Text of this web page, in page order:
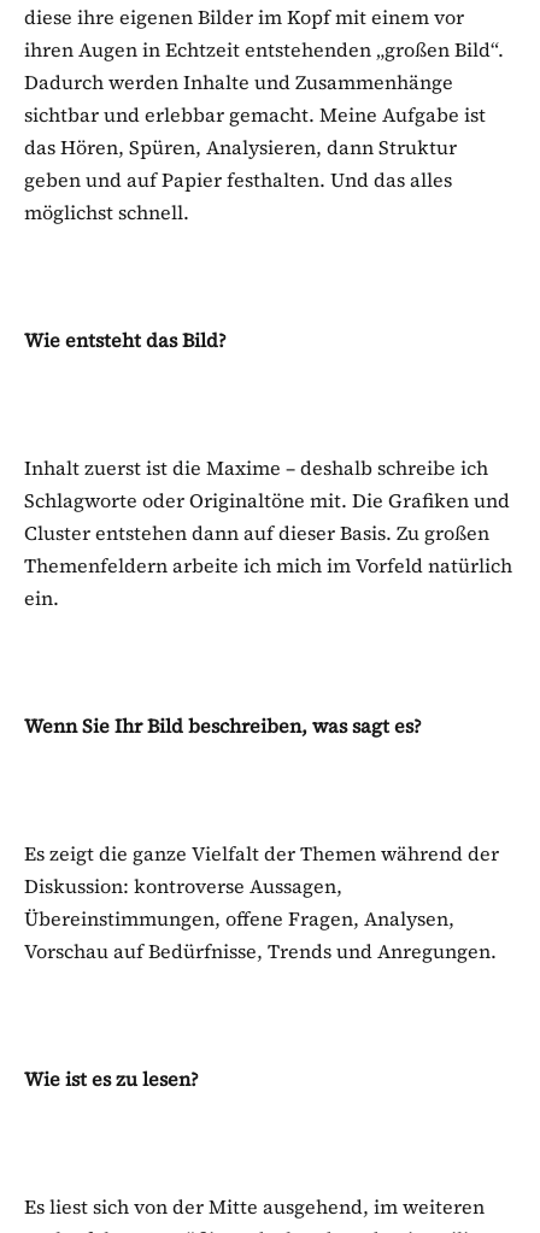
diese ihre eigenen Bilder im Kopf mit einem vor
ihren Augen in Echtzeit entstehenden „großen Bild“.
Dadurch werden Inhalte und Zusammenhänge
sichtbar und erlebbar gemacht. Meine Aufgabe ist
das Hören, Spüren, Analysieren, dann Struktur
geben und auf Papier festhalten. Und das alles
möglichst schnell.
Wie entsteht das Bild?
Inhalt zuerst ist die Maxime – deshalb schreibe ich
Schlagworte oder Originaltöne mit. Die Grafiken und
Cluster entstehen dann auf dieser Basis. Zu großen
Themenfeldern arbeite ich mich im Vorfeld natürlich
ein.
Wenn Sie Ihr Bild beschreiben, was sagt es?
Es zeigt die ganze Vielfalt der Themen während der
Diskussion: kontroverse Aussagen,
Übereinstimmungen, offene Fragen, Analysen,
Vorschau auf Bedürfnisse, Trends und Anregungen.
Wie ist es zu lesen?
Es liest sich von der Mitte ausgehend, im weiteren